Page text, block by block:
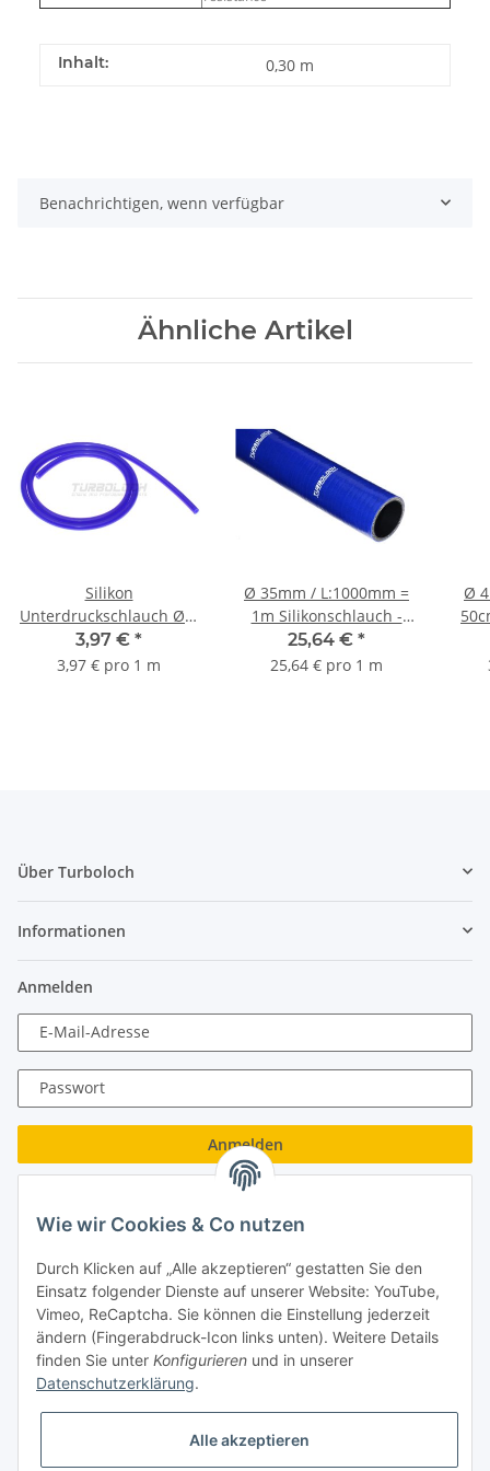
Inhalt: 0,30 m
Benachrichtigen, wenn verfügbar
Ähnliche Artikel
Silikon
Unterdruckschlauch Ø 9
mm - blau
3,97 € *
3,97 € pro 1 m
Ø 35mm / L:1000mm =
1m Silikonschlauch -
blau
25,64 € *
25,64 € pro 1 m
Ø
Über Turboloch
Informationen
Anmelden
E-Mail-Adresse
Passwort
Anmelden
Neu hier?Jetzt registrieren!
Turboloch GmbH
Almenweg 27
67256 Weisenheim am Sand
E-Mail: info@turboloch.de
Wie wir Cookies & Co nutzen
Durch Klicken auf „Alle akzeptieren“ gestatten Sie den
Einsatz folgender Dienste auf unserer Website: YouTube,
Vimeo, ReCaptcha. Sie können die Einstellung jederzeit
ändern (Fingerabdruck-Icon links unten). Weitere Details
finden Sie unter Konfigurieren und in unserer
Datenschutzerklärung.
Alle akzeptieren